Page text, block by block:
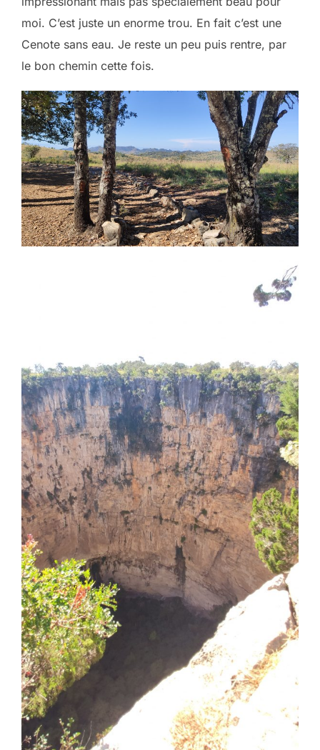
moi. C’est juste un enorme trou. En fait c’est une
Cenote sans eau. Je reste un peu puis rentre, par
le bon chemin cette fois.